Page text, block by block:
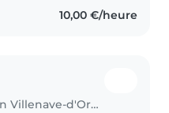
10,00 €/heure
Babysitter in Villenave-d'Ornon